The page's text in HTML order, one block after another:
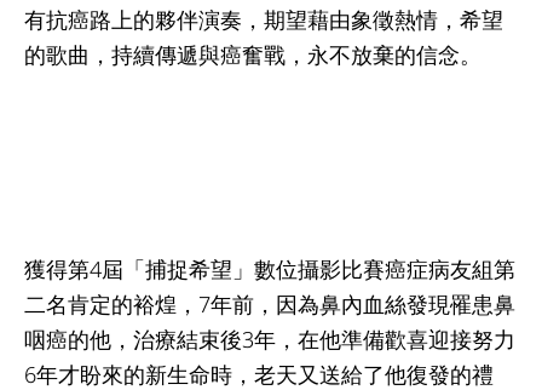
有抗癌路上的夥伴演奏，期望藉由象徵熱情，希望
的歌曲，持續傳遞與癌奮戰，永不放棄的信念。
獲得第4屆「捕捉希望」數位攝影比賽癌症病友組第
二名肯定的裕煌，7年前，因為鼻內血絲發現罹患鼻
咽癌的他，治療結束後3年，在他準備歡喜迎接努力
6年才盼來的新生命時，老天又送給了他復發的禮